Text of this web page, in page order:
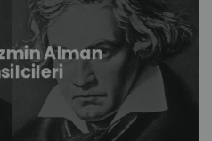
Alman